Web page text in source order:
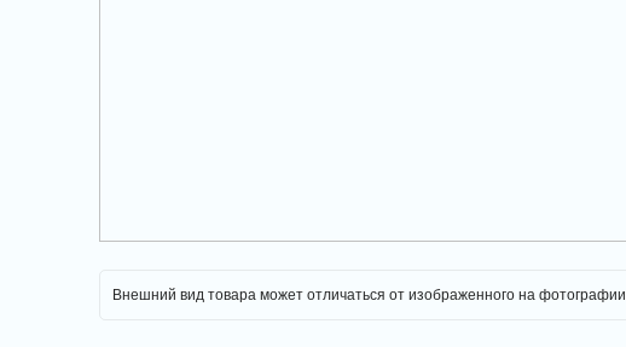
Внешний вид товара может отличаться от изображенного на фотографии